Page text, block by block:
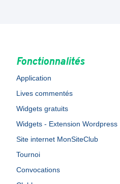
Fonctionnalités
Application
Lives commentés
Widgets gratuits
Widgets - Extension Wordpress
Site internet MonSiteClub
Tournoi
Convocations